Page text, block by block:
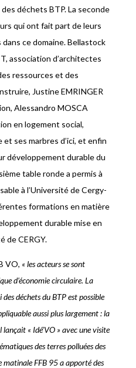
déchets BTP. La seconde
qui ont fait part de leurs
ce domaine. Bellastock
association d’architectes
ressources et des
Justine EMRINGER
Alessandro MOSCA
en logement social,
ses marbres d’ici, et enfin
développement durable du
table ronde a permis à
à l’Université de Cergy-
formations en matière
durable mise en
de CERGY.
VO, « les acteurs se sont
d’économie circulaire. La
déchets du BTP est possible
aussi plus largement : la
« Idé’VO » avec une visite
des terres polluées des
FFB 95 a apporté des